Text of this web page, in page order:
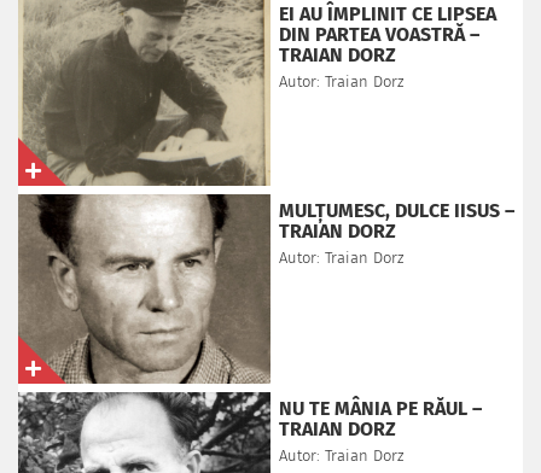
EI AU ÎMPLINIT CE LIPSEA
DIN PARTEA VOASTRĂ –
TRAIAN DORZ
Autor: Traian Dorz
MULȚUMESC, DULCE IISUS –
TRAIAN DORZ
Autor: Traian Dorz
NU TE MÂNIA PE RĂUL –
TRAIAN DORZ
Autor: Traian Dorz